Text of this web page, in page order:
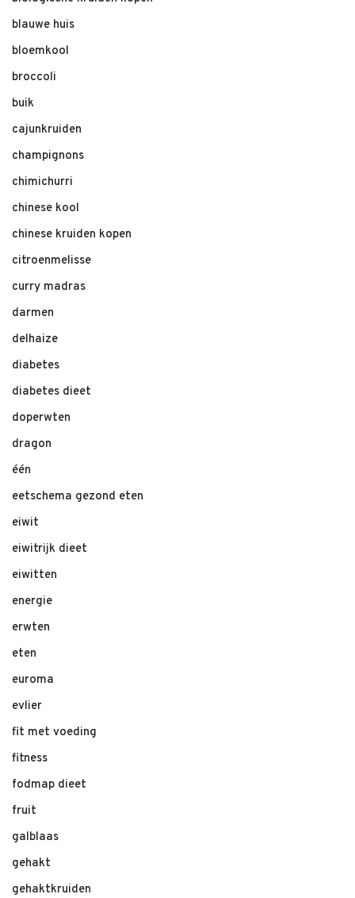
blauwe huis
bloemkool
broccoli
buik
cajunkruiden
champignons
chimichurri
chinese kool
chinese kruiden kopen
citroenmelisse
curry madras
darmen
delhaize
diabetes
diabetes dieet
doperwten
dragon
één
eetschema gezond eten
eiwit
eiwitrijk dieet
eiwitten
energie
erwten
eten
euroma
evlier
fit met voeding
fitness
fodmap dieet
fruit
galblaas
gehakt
gehaktkruiden